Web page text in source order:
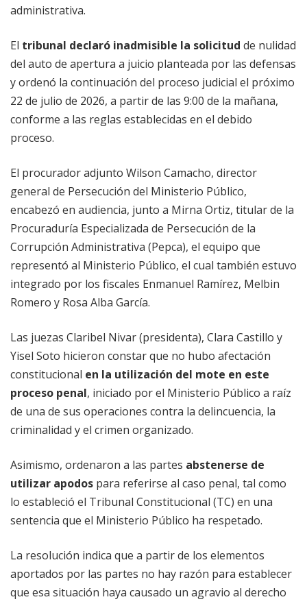
administrativa.
El tribunal declaró inadmisible la solicitud de nulidad
del auto de apertura a juicio planteada por las defensas
y ordenó la continuación del proceso judicial el próximo
22 de julio de 2026, a partir de las 9:00 de la mañana,
conforme a las reglas establecidas en el debido
proceso.
El procurador adjunto Wilson Camacho, director
general de Persecución del Ministerio Público,
encabezó en audiencia, junto a Mirna Ortiz, titular de la
Procuraduría Especializada de Persecución de la
Corrupción Administrativa (Pepca), el equipo que
representó al Ministerio Público, el cual también estuvo
integrado por los fiscales Enmanuel Ramírez, Melbin
Romero y Rosa Alba García.
Las juezas Claribel Nivar (presidenta), Clara Castillo y
Yisel Soto hicieron constar que no hubo afectación
constitucional en la utilización del mote en este
proceso penal, iniciado por el Ministerio Público a raíz
de una de sus operaciones contra la delincuencia, la
criminalidad y el crimen organizado.
Asimismo, ordenaron a las partes abstenerse de
utilizar apodos para referirse al caso penal, tal como
lo estableció el Tribunal Constitucional (TC) en una
sentencia que el Ministerio Público ha respetado.
La resolución indica que a partir de los elementos
aportados por las partes no hay razón para establecer
que esa situación haya causado un agravio al derecho